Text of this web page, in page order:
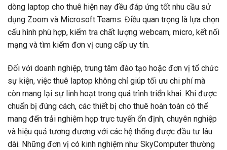
dòng laptop cho thuê hiện nay đều đáp ứng tốt nhu cầu sử
dụng Zoom và Microsoft Teams. Điều quan trọng là lựa chọn
cấu hình phù hợp, kiểm tra chất lượng webcam, micro, kết nối
mạng và tìm kiếm đơn vị cung cấp uy tín.
Đối với doanh nghiệp, trung tâm đào tạo hoặc đơn vị tổ chức
sự kiện, việc thuê laptop không chỉ giúp tối ưu chi phí mà
còn mang lại sự linh hoạt trong quá trình triển khai. Khi được
chuẩn bị đúng cách, các thiết bị cho thuê hoàn toàn có thể
mang đến trải nghiệm họp trực tuyến ổn định, chuyên nghiệp
và hiệu quả tương đương với các hệ thống được đầu tư lâu
dài. Những đơn vị có kinh nghiệm như SkyComputer thường